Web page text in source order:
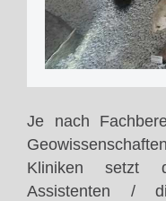
Je nach
Kliniken setzt
Assistenten /